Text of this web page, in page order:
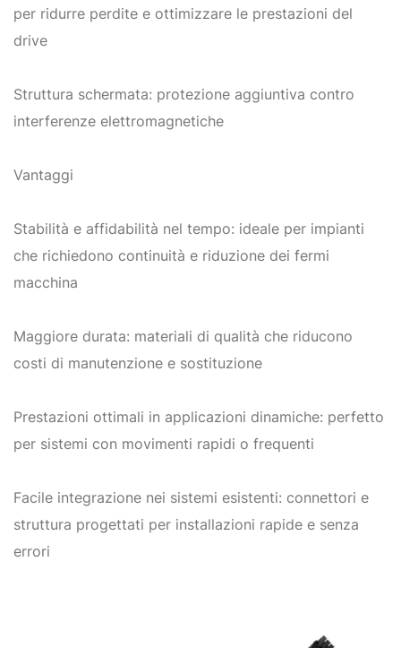
per ridurre perdite e ottimizzare le prestazioni del
drive
Struttura schermata: protezione aggiuntiva contro
interferenze elettromagnetiche
Vantaggi
Stabilità e affidabilità nel tempo: ideale per impianti
che richiedono continuità e riduzione dei fermi
macchina
Maggiore durata: materiali di qualità che riducono
costi di manutenzione e sostituzione
Prestazioni ottimali in applicazioni dinamiche: perfetto
per sistemi con movimenti rapidi o frequenti
Facile integrazione nei sistemi esistenti: connettori e
struttura progettati per installazioni rapide e senza
errori